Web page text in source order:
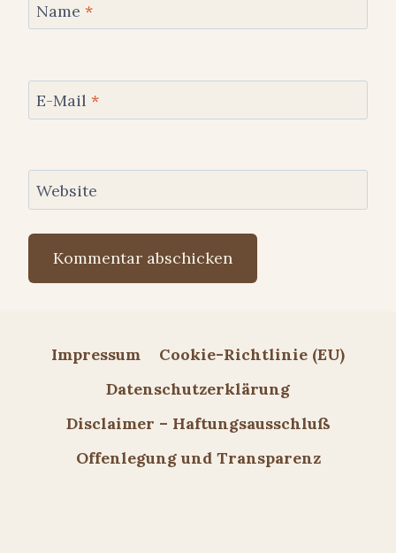
Name *
E-Mail *
Website
Impressum
Cookie-Richtlinie (EU)
Datenschutzerklärung
Disclaimer – Haftungsausschluß
Offenlegung und Transparenz